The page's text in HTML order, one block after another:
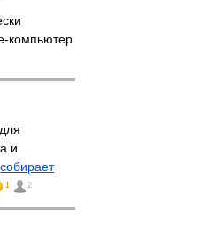
компьютер
и
собирает
1 2